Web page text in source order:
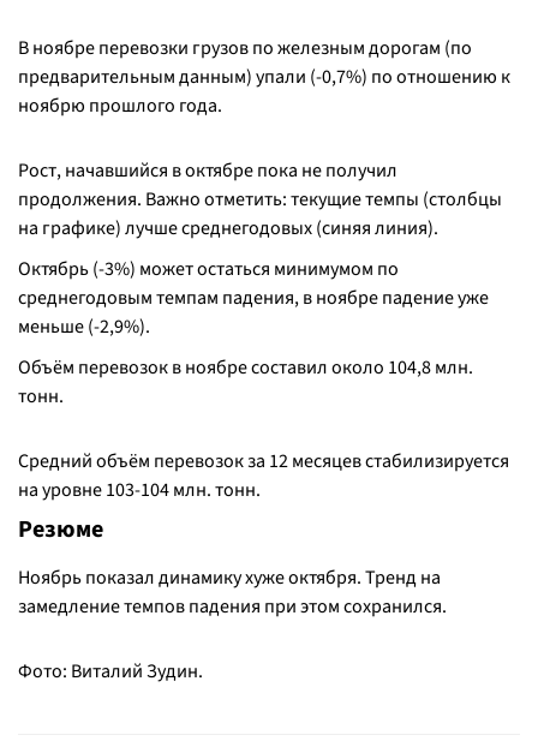
В ноябре перевозки грузов по железным дорогам (по
предварительным данным) упали (-0,7%) по отношению к
ноябрю прошлого года.
Рост, начавшийся в октябре пока не получил
продолжения. Важно отметить: текущие темпы (столбцы
на графике) лучше среднегодовых (синяя линия).
Октябрь (-3%) может остаться минимумом по
среднегодовым темпам падения, в ноябре падение уже
меньше (-2,9%).
Объём перевозок в ноябре составил около 104,8 млн.
тонн.
Средний объём перевозок за 12 месяцев стабилизируется
на уровне 103-104 млн. тонн.
Резюме
Ноябрь показал динамику хуже октября. Тренд на
замедление темпов падения при этом сохранился.
Фото: Виталий Зудин.